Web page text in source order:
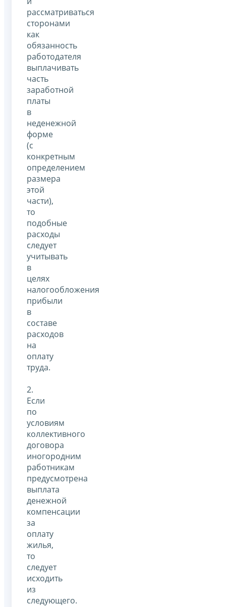
рассматриваться
сторонами
как
обязанность
работодателя
выплачивать
часть
заработной
платы
в
неденежной
форме
(с
конкретным
определением
размера
этой
части),
то
подобные
расходы
следует
учитывать
в
целях
налогообложения
прибыли
в
составе
расходов
на
оплату
труда.
2.
Если
по
условиям
коллективного
договора
иногородним
работникам
предусмотрена
выплата
денежной
компенсации
за
оплату
жилья,
то
следует
исходить
из
следующего.